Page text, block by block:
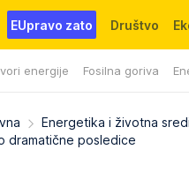
EUpravo zato Društvo
energije Fosilna goriva
News WMG fondacija
Energetika i životna
dramatične posledice